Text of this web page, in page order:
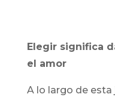
Elegir significa
el amor
A lo largo de esta